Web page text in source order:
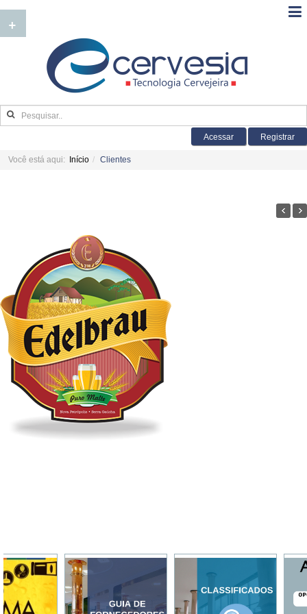
Acessar Registrar
Você está aqui: Início Clientes
+